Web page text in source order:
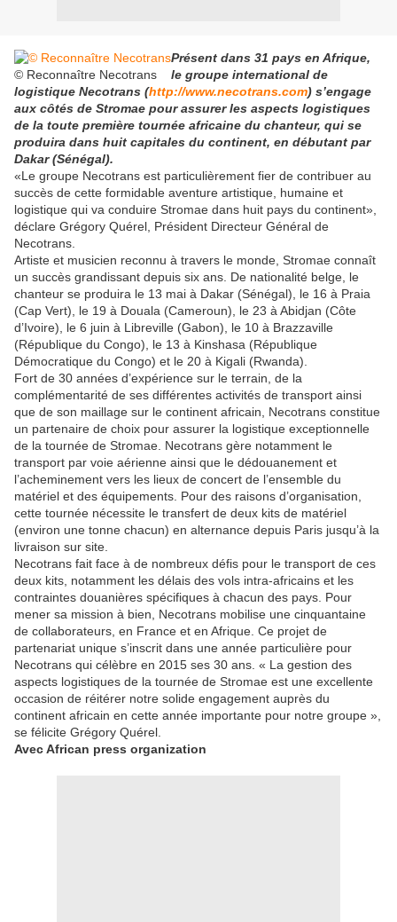
© Reconnaître Necotrans
Présent dans 31 pays en Afrique,
le groupe international de
logistique Necotrans (http://www.necotrans.com) s’engage
aux côtés de Stromae pour assurer les aspects logistiques
de la toute première tournée africaine du chanteur, qui se
produira dans huit capitales du continent, en débutant par
Dakar (Sénégal).
«Le groupe Necotrans est particulièrement fier de contribuer au
succès de cette formidable aventure artistique, humaine et
logistique qui va conduire Stromae dans huit pays du continent»,
déclare Grégory Quérel, Président Directeur Général de
Necotrans.
Artiste et musicien reconnu à travers le monde, Stromae connaît
un succès grandissant depuis six ans. De nationalité belge, le
chanteur se produira le 13 mai à Dakar (Sénégal), le 16 à Praia
(Cap Vert), le 19 à Douala (Cameroun), le 23 à Abidjan (Côte
d’Ivoire), le 6 juin à Libreville (Gabon), le 10 à Brazzaville
(République du Congo), le 13 à Kinshasa (République
Démocratique du Congo) et le 20 à Kigali (Rwanda).
Fort de 30 années d’expérience sur le terrain, de la
complémentarité de ses différentes activités de transport ainsi
que de son maillage sur le continent africain, Necotrans constitue
un partenaire de choix pour assurer la logistique exceptionnelle
de la tournée de Stromae. Necotrans gère notamment le
transport par voie aérienne ainsi que le dédouanement et
l’acheminement vers les lieux de concert de l’ensemble du
matériel et des équipements. Pour des raisons d’organisation,
cette tournée nécessite le transfert de deux kits de matériel
(environ une tonne chacun) en alternance depuis Paris jusqu’à la
livraison sur site.
Necotrans fait face à de nombreux défis pour le transport de ces
deux kits, notamment les délais des vols intra-africains et les
contraintes douanières spécifiques à chacun des pays. Pour
mener sa mission à bien, Necotrans mobilise une cinquantaine
de collaborateurs, en France et en Afrique. Ce projet de
partenariat unique s’inscrit dans une année particulière pour
Necotrans qui célèbre en 2015 ses 30 ans. « La gestion des
aspects logistiques de la tournée de Stromae est une excellente
occasion de réitérer notre solide engagement auprès du
continent africain en cette année importante pour notre groupe »,
se félicite Grégory Quérel.
Avec African press organization